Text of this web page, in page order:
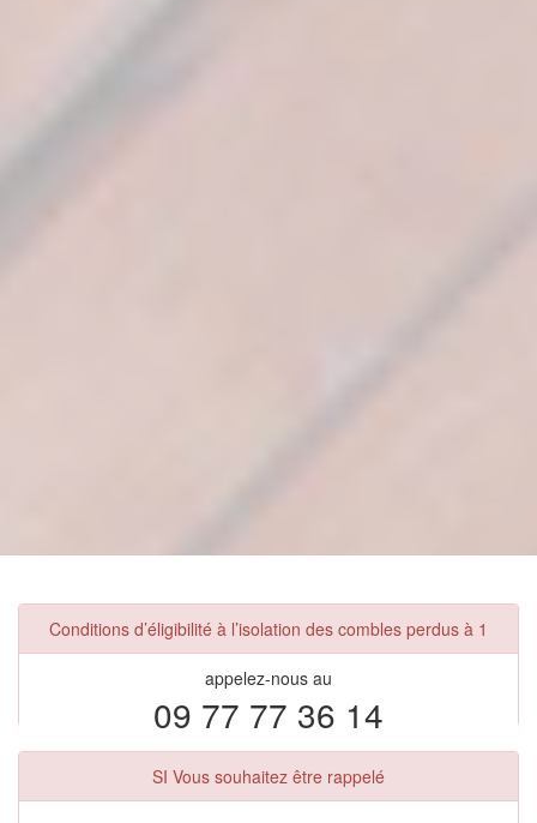
Conditions d’éligibilité à l’isolation des combles perdus à 1
appelez-nous au
09 77 77 36 14
SI Vous souhaitez être rappelé